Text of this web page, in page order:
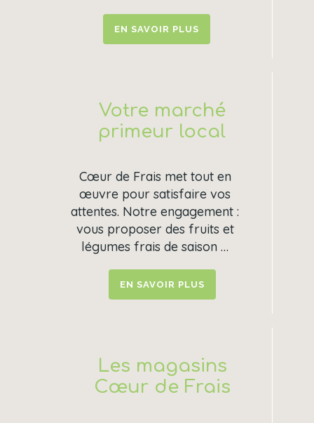
EN SAVOIR PLUS
Votre marché
primeur local
Cœur de Frais met tout en
œuvre pour satisfaire vos
attentes. Notre engagement :
vous proposer des fruits et
légumes frais de saison …
EN SAVOIR PLUS
Les magasins
Cœur de Frais